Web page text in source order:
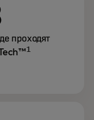
проходят
1